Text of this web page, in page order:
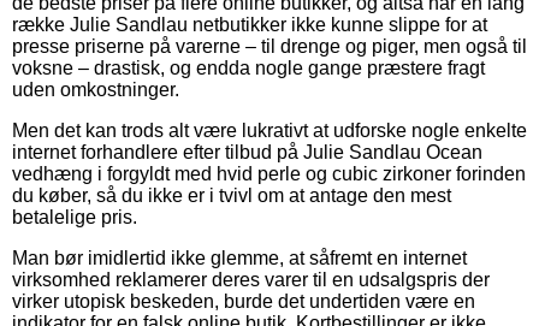
række Julie Sandlau netbutikker ikke kunne slippe for at
presse priserne på varerne – til drenge og piger, men også til
voksne – drastisk, og endda nogle gange præstere fragt
uden omkostninger.
Men det kan trods alt være lukrativt at udforske nogle enkelte
internet forhandlere efter tilbud på Julie Sandlau Ocean
vedhæng i forgyldt med hvid perle og cubic zirkoner forinden
du køber, så du ikke er i tvivl om at antage den mest
betalelige pris.
Man bør imidlertid ikke glemme, at såfremt en internet
virksomhed reklamerer deres varer til en udsalgspris der
virker utopisk beskeden, burde det undertiden være en